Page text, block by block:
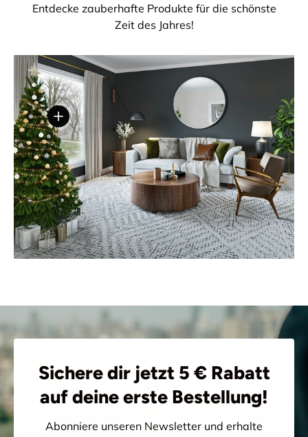
Entdecke zauberhafte Produkte für die schönste
Zeit des Jahres!
Einzelheiten anzeigen
Sichere dir jetzt 5 € Rabatt
auf deine erste Bestellung!
Abonniere unseren Newsletter und erhalte